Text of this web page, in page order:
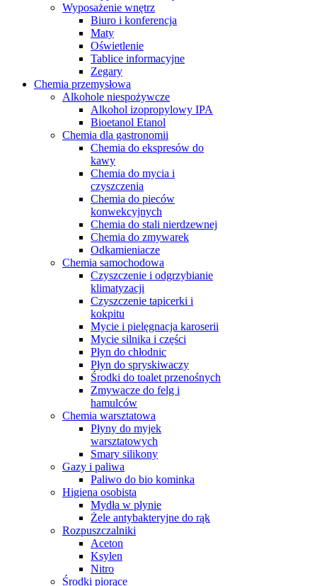
Wyposażenie wnętrz
Biuro i konferencja
Maty
Oświetlenie
Tablice informacyjne
Zegary
Chemia przemysłowa
Alkohole niespożywcze
Alkohol izopropylowy IPA
Bioetanol Etanol
Chemia dla gastronomii
Chemia do ekspresów do
kawy
Chemia do mycia i
czyszczenia
Chemia do pieców
konwekcyjnych
Chemia do stali nierdzewnej
Chemia do zmywarek
Odkamieniacze
Chemia samochodowa
Czyszczenie i odgrzybianie
klimatyzacji
Czyszczenie tapicerki i
kokpitu
Mycie i pielęgnacja karoserii
Mycie silnika i części
Płyn do chłodnic
Płyn do spryskiwaczy
Środki do toalet przenośnych
Zmywacze do felg i
hamulców
Chemia warsztatowa
Płyny do myjek
warsztatowych
Smary silikony
Gazy i paliwa
Paliwo do bio kominka
Higiena osobista
Mydła w płynie
Żele antybakteryjne do rąk
Rozpuszczalniki
Aceton
Ksylen
Nitro
Środki piorące